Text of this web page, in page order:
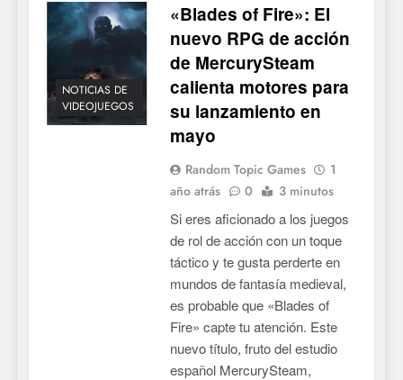
NOTICIAS DE
VIDEOJUEGOS
«Blades of Fire»: El
nuevo RPG de acción
de MercurySteam
calienta motores para
su lanzamiento en
mayo
Random Topic Games
1
año atrás
0 3 minutos
Si eres aficionado a los juegos
de rol de acción con un toque
táctico y te gusta perderte en
mundos de fantasía medieval,
es probable que «Blades of
Fire» capte tu atención. Este
nuevo título, fruto del estudio
español MercurySteam,